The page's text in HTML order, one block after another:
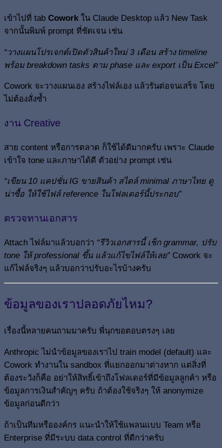
เข้าไปที่ tab Cowork ใน Claude Desktop แล้ว New Task
จากนั้นพิมพ์ prompt ที่ชัดเจน เช่น
“วางแผนโปรเจกต์เปิดตัวสินค้าใหม่ 3 เดือน สร้าง timeline
พร้อม breakdown tasks ตาม phase และ export เป็น Excel”
Cowork จะวางแผนเอง สร้างไฟล์เอง แล้วรันต่อจนเสร็จ โดย
ไม่ต้องสั่งซ้ำ
งาน Creative
สาย content หรือการตลาด ก็ใช้ได้ดีมากครับ เพราะ Claude
เข้าใจ tone และภาษาได้ดี ตัวอย่าง prompt เช่น
“เขียน 10 แคปชั่น IG ขายสินค้า สไตล์ minimal ภาษาไทย ดู
น่าซื้อ ให้ใช้ไฟล์ reference ในโฟลเดอร์นี้ประกอบ”
ตรวจทานเอกสาร
Attach ไฟล์มาแล้วบอกว่า “รีวิวเอกสารนี้ เช็ก grammar, ปรับ
tone ให้ professional ขึ้น แล้วแก้ไขไฟล์ให้เลย”Cowork จะ
แก้ไฟล์จริงๆ แล้วบอกว่าปรับอะไรบ้างครับ
ข้อมูลของเราปลอดภัยไหม?
เรื่องนี้หลายคนถามมาครับ พี่นุกขอตอบตรงๆ เลย
Anthropic ไม่นำข้อมูลของเราไป train model (default) และ
Cowork ทำงานใน sandbox ที่แยกออกมาต่างหาก แต่สิ่งที่
ต้องระวังก็คือ อย่าให้สิทธิ์เข้าถึงโฟลเดอร์ที่มีข้อมูลลูกค้า หรือ
ข้อมูลการเงินสำคัญๆ ครับ ถ้าต้องใช้จริงๆ ให้ anonymize
ข้อมูลก่อนดีกว่า
ถ้าเป็นทีมหรือองค์กร แนะนำให้ใช้แพลนแบบ Team หรือ
Enterprise ที่มีระบบ data control ที่ดีกว่าครับ